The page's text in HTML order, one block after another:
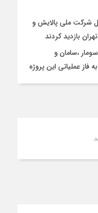
شرکت ملی پالایش و
بازدید کردند
،سامان و
فاز عملیاتی این پروژه